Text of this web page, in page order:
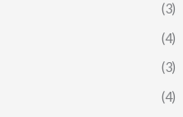
(3)
(4)
(3)
(4)